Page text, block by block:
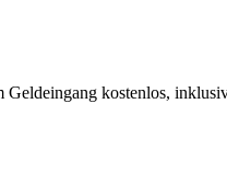
kostenlos,